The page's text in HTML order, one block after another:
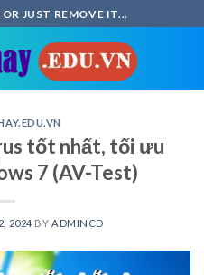
JUST REMOVE IT...
tốt nhất, tối ưu
7 (AV-Test)
2024 BY ADMINCD